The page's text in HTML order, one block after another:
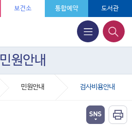
보건소 통합예약 도서관
민원안내
민원안내 검사비용안내